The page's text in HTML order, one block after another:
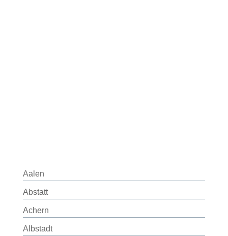
Aalen
Abstatt
Achern
Albstadt